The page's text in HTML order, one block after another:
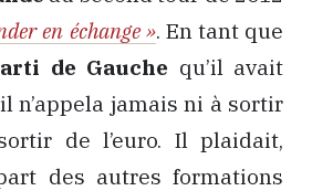
en échange ». En tant que
de Gauche qu’il avait
n’appela jamais ni à sortir
de l’euro. Il plaidait,
des autres formations